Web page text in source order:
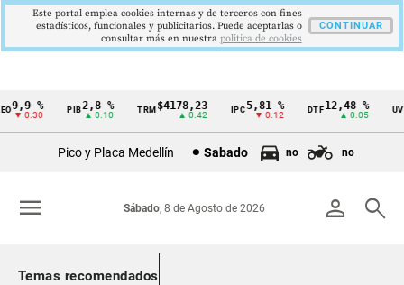
Cintillo
Colombia
%
0.30
2,8 %
▲ 0.10
TRM$4178,23
▲ 0.42
5,81 %
▼ 0.12
DTF12,48 %
▲ 0.05
UVR
Pico y Placa Medellín Sabado no no
person search
Sábado, 8 de Agosto de 2026
menu
Temas recomendados
Este portal emplea cookies internas y de terceros con fines
estadísticos, funcionales y publicitarios. Puede aceptarlas o
consultar más en nuestra politica de cookies
CONTINUAR